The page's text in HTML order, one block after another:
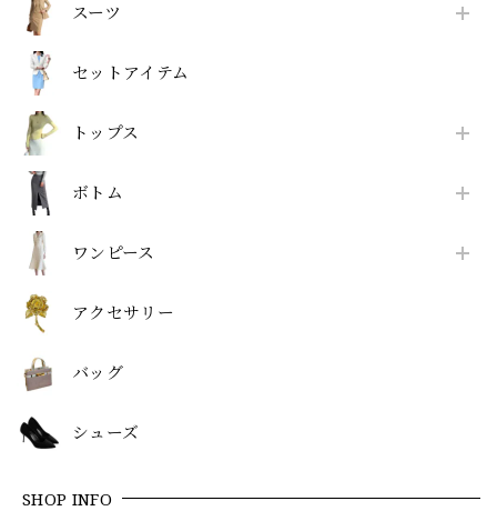
スーツ
セットアイテム
トップス
ボトム
ワンピース
アクセサリー
バッグ
シューズ
SHOP INFO